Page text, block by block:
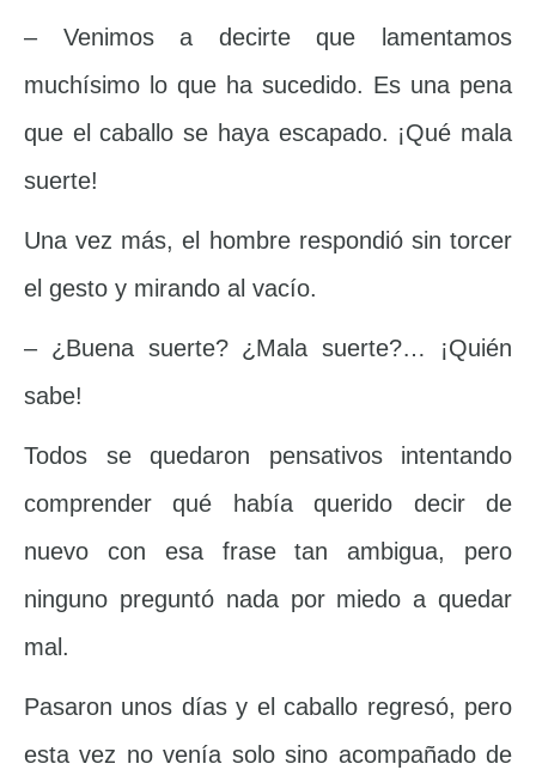
– Venimos a decirte que lamentamos
muchísimo lo que ha sucedido. Es una pena
que el caballo se haya escapado. ¡Qué mala
suerte!
Una vez más, el hombre respondió sin torcer
el gesto y mirando al vacío.
– ¿Buena suerte? ¿Mala suerte?… ¡Quién
sabe!
Todos se quedaron pensativos intentando
comprender qué había querido decir de
nuevo con esa frase tan ambigua, pero
ninguno preguntó nada por miedo a quedar
mal.
Pasaron unos días y el caballo regresó, pero
esta vez no venía solo sino acompañado de